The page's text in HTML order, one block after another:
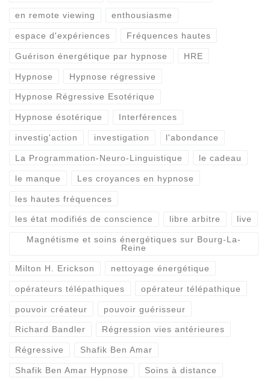
en remote viewing enthousiasme
espace d'expériences Fréquences hautes
Guérison énergétique par hypnose HRE
Hypnose Hypnose régressive
Hypnose Régressive Esotérique
Hypnose ésotérique Interférences
investig'action investigation l'abondance
La Programmation-Neuro-Linguistique le cadeau
le manque Les croyances en hypnose
les hautes fréquences
les état modifiés de conscience libre arbitre live
Magnétisme et soins énergétiques sur Bourg-La-
Reine
Milton H. Erickson nettoyage énergétique
opérateurs télépathiques opérateur télépathique
pouvoir créateur pouvoir guérisseur
Richard Bandler Régression vies antérieures
Régressive Shafik Ben Amar
Shafik Ben Amar Hypnose Soins à distance